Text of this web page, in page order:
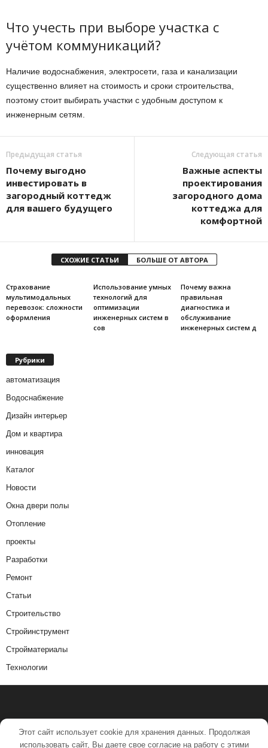
Что учесть при выборе участка с
учётом коммуникаций?
Наличие водоснабжения, электросети, газа и канализации
существенно влияет на стоимость и сроки строительства,
поэтому стоит выбирать участки с удобным доступом к
инженерным сетям.
Предыдущая статья
Почему выгодно
инвестировать в
загородный коттедж
для вашего будущего
Следующая статья
Важные аспекты
проектирования
загородного дома
коттеджа для
комфортной
СХОЖИЕ СТАТЬИ БОЛЬШЕ ОТ АВТОРА
Страхование
мультимодальных
перевозок: сложности
оформления
Использование умных
технологий для
оптимизации
инженерных систем в
сов
Почему важна
правильная
диагностика и
обслуживание
инженерных систем д
Рубрики
автоматизация
Водоснабжение
Дизайн интерьер
Дом и квартира
инновация
Каталог
Новости
Окна двери полы
Отопление
проекты
Разработки
Ремонт
Статьи
Строительство
Стройинструмент
Стройматериалы
Технологии
Этот сайт использует cookie для хранения данных. Продолжая
использовать сайт, Вы даете свое согласие на работу с этими